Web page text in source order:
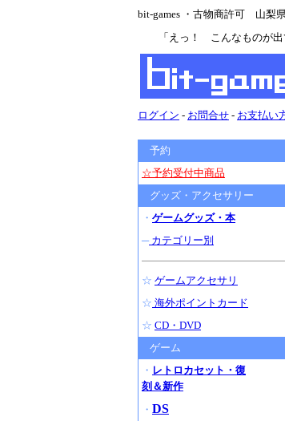
bit-games ・古物商許可 山梨
「えっ！ こんなものが出て
ログイン - お問合せ - お支払い
予約
☆予約受付中商品
グッズ・アクセサリー
・ ゲームグッズ・本
─カテゴリー別
☆ ゲームアクセサリ
☆ 海外ポイントカード
☆ CD・DVD
ゲーム
・ レトロカセット・復
刻＆新作
・ DS